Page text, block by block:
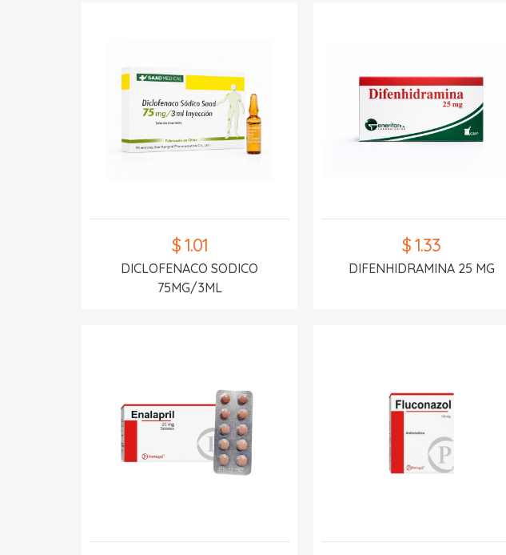
$ 1.01
DICLOFENACO SODICO
75MG/3ML
$ 1.33
DIFENHIDRAMINA 25 MG